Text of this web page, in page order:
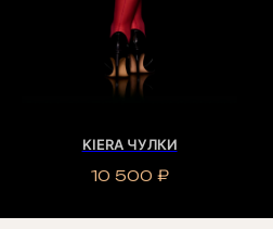
KIERA ЧУЛКИ
10 500 ₽